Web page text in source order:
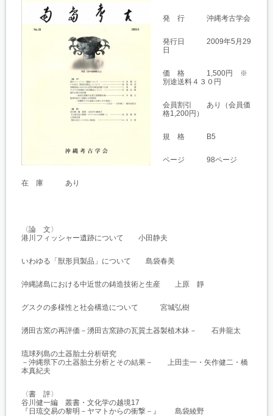
発 行 沖縄考古学会
発行日 2009年5月29
日
価 格 1,500円 ※
別途送料４３０円
会員割引 あり（会員価
格1,200円）
規 格 B5
ページ 98ページ
在 庫 あり
〈論 文〉
港川フィッシャー遺跡について 小田静夫
いわゆる「獣形貝製品」について 島袋春美
沖縄諸島における中近世の鋳造技術と生産 上原 靜
グスクの多様性と社会構造について 宮城弘樹
湧田古窯の再評価－湧田古窯跡の瓦質土器製植木鉢－ 石井龍太
琉球列島の土器胎土分析研究
－沖縄県下の土器胎土分析とその結果－ 上田圭一・矢作健二・橋
本真紀夫
〈書 評〉
谷川健一編 叢書・文化学の越境17
『日琉交易の黎明－ヤマトからの衝撃－』 島袋綾野